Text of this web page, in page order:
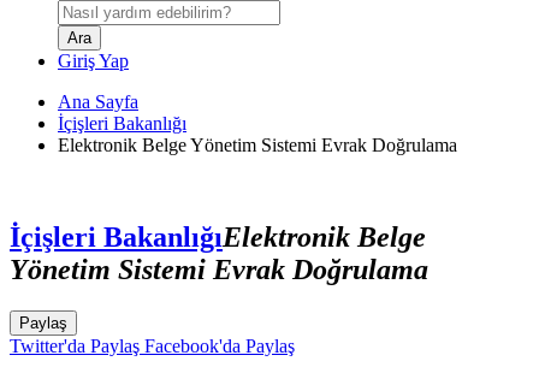
Giriş Yap
Ana Sayfa
İçişleri Bakanlığı
Elektronik Belge Yönetim Sistemi Evrak Doğrulama
İçişleri BakanlığıElektronik Belge
Yönetim Sistemi Evrak Doğrulama
Paylaş
Twitter'da Paylaş Facebook'da Paylaş